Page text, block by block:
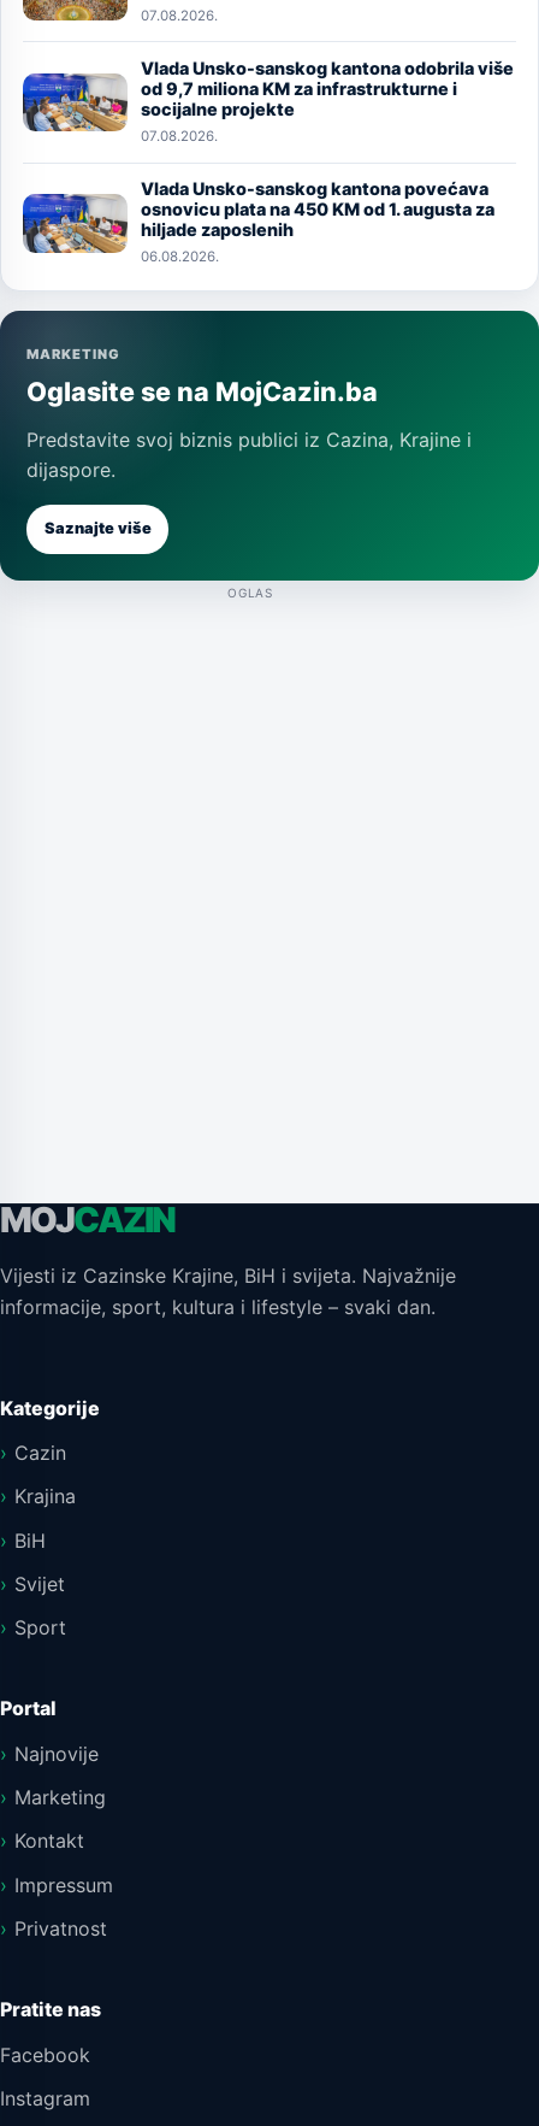
07.08.2026.
Image
Vlada Unsko-sanskog kantona odobrila više
od 9,7 miliona KM za infrastrukturne i
socijalne projekte
07.08.2026.
Image
Vlada Unsko-sanskog kantona povećava
osnovicu plata na 450 KM od 1. augusta za
hiljade zaposlenih
06.08.2026.
MARKETING
Oglasite se na MojCazin.ba
Predstavite svoj biznis publici iz Cazina, Krajine i
dijaspore.
Saznajte više
OGLAS
MOJCAZIN
Vijesti iz Cazinske Krajine, BiH i svijeta. Najvažnije
informacije, sport, kultura i lifestyle – svaki dan.
Kategorije
Cazin
Krajina
BiH
Svijet
Sport
Portal
Najnovije
Marketing
Kontakt
Impressum
Privatnost
Pratite nas
Facebook
Instagram